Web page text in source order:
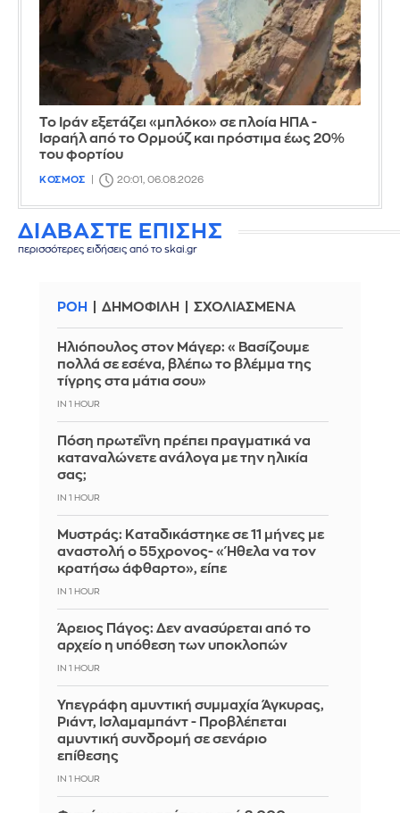
Το Ιράν εξετάζει «μπλόκο» σε πλοία ΗΠΑ -
Ισραήλ από το Ορμούζ και πρόστιμα έως 20%
του φορτίου
ΚΟΣΜΟΣ 20:01, 06.08.2026
ΔΙΑΒΑΣΤΕ ΕΠΙΣΗΣ
περισσότερες ειδήσεις από το skai.gr
ΡΟΗ ΔΗΜΟΦΙΛΗ ΣΧΟΛΙΑΣΜΕΝΑ
Ηλιόπουλος στον Μάγερ: «Βασίζουμε
πολλά σε εσένα, βλέπω το βλέμμα της
τίγρης στα μάτια σου»
IN 1 HOUR
Πόση πρωτεΐνη πρέπει πραγματικά να
καταναλώνετε ανάλογα με την ηλικία
σας;
IN 1 HOUR
Μυστράς: Καταδικάστηκε σε 11 μήνες με
αναστολή ο 55χρονος- «Ήθελα να τον
κρατήσω άφθαρτο», είπε
IN 1 HOUR
Άρειος Πάγος: Δεν ανασύρεται από το
αρχείο η υπόθεση των υποκλοπών
IN 1 HOUR
Υπεγράφη αμυντική συμμαχία Άγκυρας,
Ριάντ, Ισλαμαμπάντ - Προβλέπεται
αμυντική συνδρομή σε σενάριο
επίθεσης
IN 1 HOUR